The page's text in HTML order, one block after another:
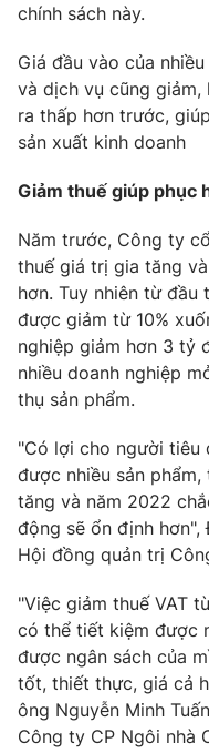
chính sách này.
Giá đầu vào của
và dịch vụ cũng giảm,
ra thấp hơn trước,
sản xuất kinh doanh
Giảm thuế giúp phục
Năm trước, Công ty
thuế giá trị gia tăng
hơn. Tuy nhiên từ đầu
được giảm từ 10%
nghiệp giảm hơn 3 tỷ
nhiều doanh nghiệp
thụ sản phẩm.
"Có lợi cho người tiêu
được nhiều sản
tăng và năm 2022
động sẽ ổn định hơn",
Hội đồng quản trị
"Việc giảm thuế VAT
có thể tiết kiệm được
được ngân sách của
tốt, thiết thực, giá cả
ông Nguyễn Minh
Công ty CP Ngôi nhà